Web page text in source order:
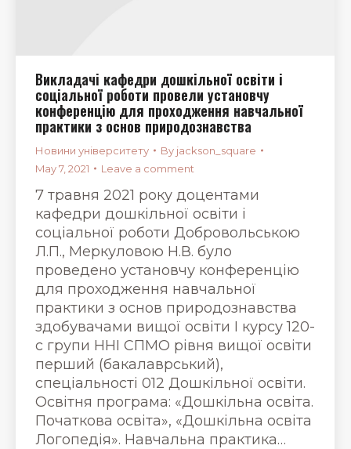
Викладачі кафедри дошкільної освіти і
соціальної роботи провели установчу
конференцію для проходження навчальної
практики з основ природознавства
Новини університету By jackson_square
May 7, 2021
Leave a comment
7 травня 2021 року доцентами
кафедри дошкільної освіти і
соціальної роботи Добровольською
Л.П., Меркуловою Н.В. було
проведено установчу конференцію
для проходження навчальної
практики з основ природознавства
здобувачами вищої освіти І курсу 120-
с групи ННІ СПМО рівня вищої освіти
перший (бакалаврський),
спеціальності 012 Дошкільної освіти.
Освітня програма: «Дошкільна освіта.
Початкова освіта», «Дошкільна освіта
Логопедія». Навчальна практика…